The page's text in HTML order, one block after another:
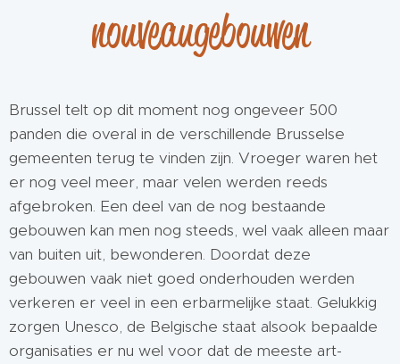
nouveaugebouwen
Brussel telt op dit moment nog ongeveer 500
panden die overal in de verschillende Brusselse
gemeenten terug te vinden zijn. Vroeger waren het
er nog veel meer, maar velen werden reeds
afgebroken. Een deel van de nog bestaande
gebouwen kan men nog steeds, wel vaak alleen maar
van buiten uit, bewonderen. Doordat deze
gebouwen vaak niet goed onderhouden werden
verkeren er veel in een erbarmelijke staat. Gelukkig
zorgen Unesco, de Belgische staat alsook bepaalde
organisaties er nu wel voor dat de meeste art-